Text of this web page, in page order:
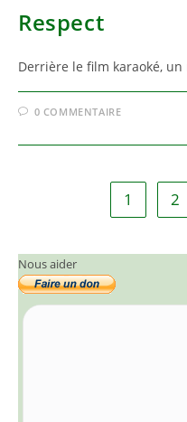
Respect
Derrière le film karaoké,
0 COMMENTAIRE
1 2
Nous aider